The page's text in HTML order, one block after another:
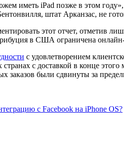
иметь iPad позже в этом
штат Арканзас, не
этот отчет, отметив
в США ограничена
с удовлетворением
странах с доставкой в конце
заказов были сдвинуты за
с Facebook на iPhone OS?